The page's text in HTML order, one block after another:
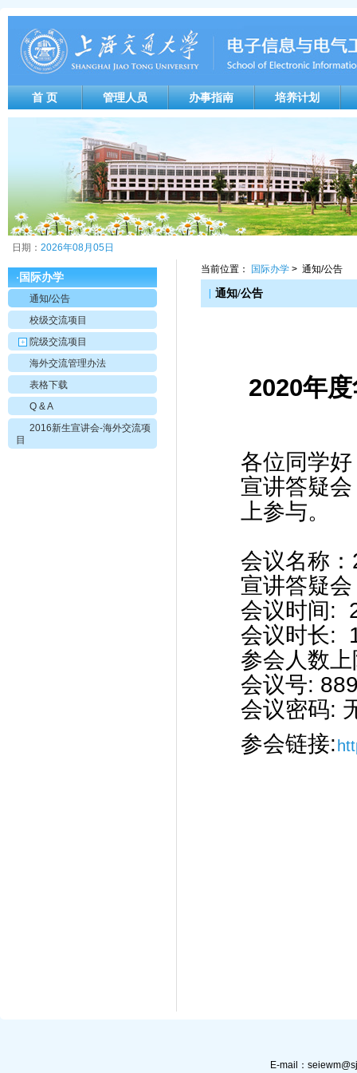
首 页 管理人员 办事指南 培养计划
日期： 2026年08月05日
· 国际办学
通知/公告
校级交流项目
+
院级交流项目
海外交流管理办法
表格下载
Q & A
2016新生宣讲会-海外交流项
目
当前位置： 国际办学 > 通知/公告
通知/公告
2020年
各位同学
宣讲答疑
上参与。
会议名称
宣讲答疑会
会议时间:
会议时长:
参会人数
会议号:
会议密码:
参会链接:
E-mail：